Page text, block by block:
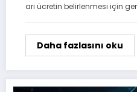
ari ücretin belirlenmesi için
Daha fazlasını oku